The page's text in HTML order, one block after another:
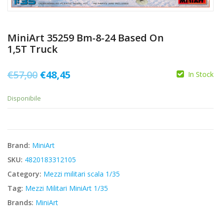
MiniArt 35259 Bm-8-24 Based On
1,5T Truck
€57,00 Il
€48,45 In Stock
Disponibile
Brand: MiniArt
SKU: 4820183312105
Category: Mezzi militari scala 1/35
Tag: Mezzi Militari MiniArt 1/35
Brands: MiniArt